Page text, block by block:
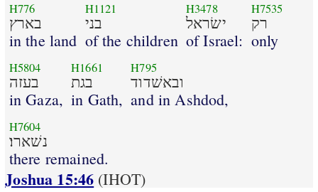
H776
בארץ
in the land
H1121
בני
of the children
H3478
ישׂראל
of Israel:
H7535
רק
only
H5804
בעזה
in Gaza,
H1661
בגת
in Gath,
H795
ובאשׁדוד
and in Ashdod,
H7604
נשׁארו׃
there remained.
Joshua 15:46 (IHOT)